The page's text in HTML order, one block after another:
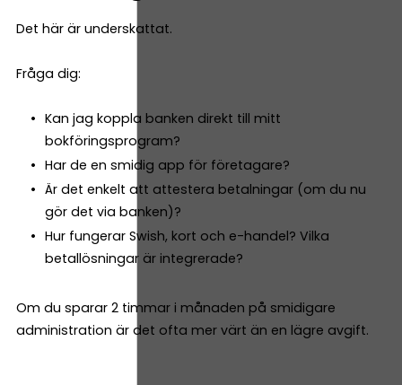
Det här är underskattat.
Fråga dig:
Kan jag koppla banken direkt till mitt
bokföringsprogram?
Har de en smidig app för företagare?
Är det enkelt att attestera betalningar (om du nu
gör det via banken)?
Hur fungerar Swish, kort och e-handel? Vilka
betallösningar är integrerade?
Om du sparar 2 timmar i månaden på smidigare
administration är det ofta mer värt än en lägre avgift.